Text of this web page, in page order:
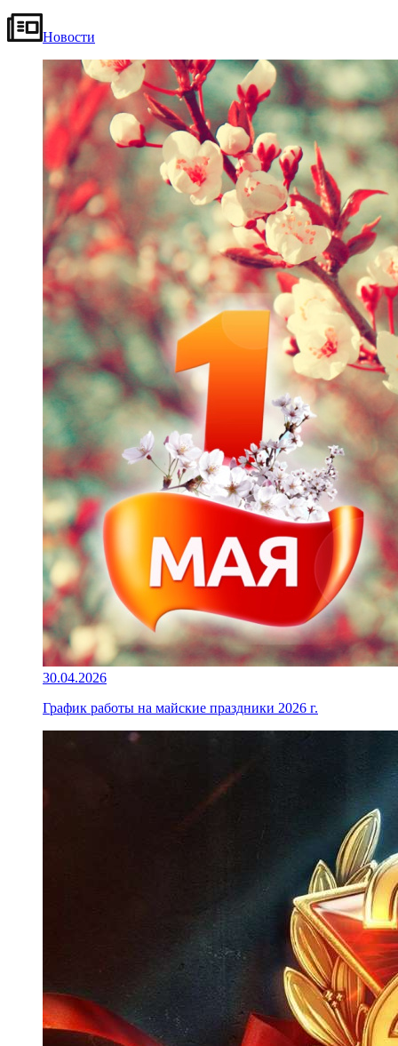
Новости
30.04.2026
График работы на майские праздники 2026 г.